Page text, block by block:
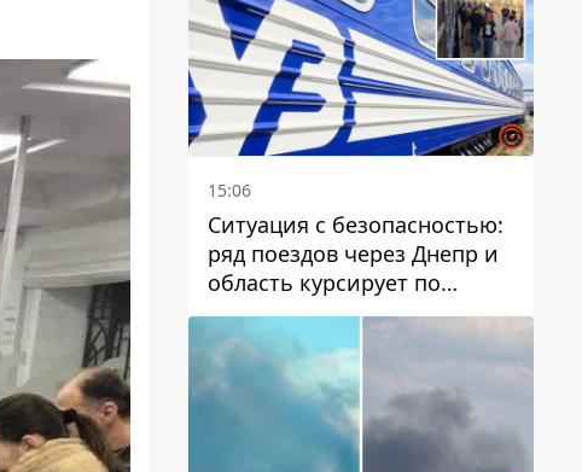
15:06
Ситуация с безопасностью:
ряд поездов через Днепр и
область курсирует по
измененному маршруту, а
часть пути заменили
автобусами и электричками